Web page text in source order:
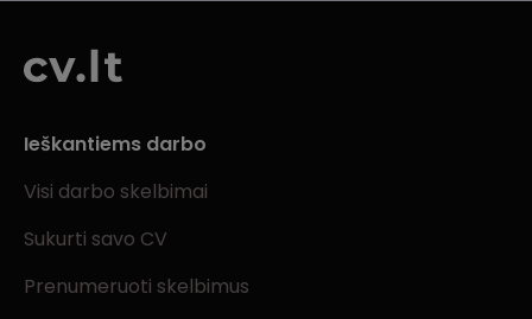
Ieškantiems darbo
Visi darbo skelbimai
Sukurti savo CV
Prenumeruoti skelbimus